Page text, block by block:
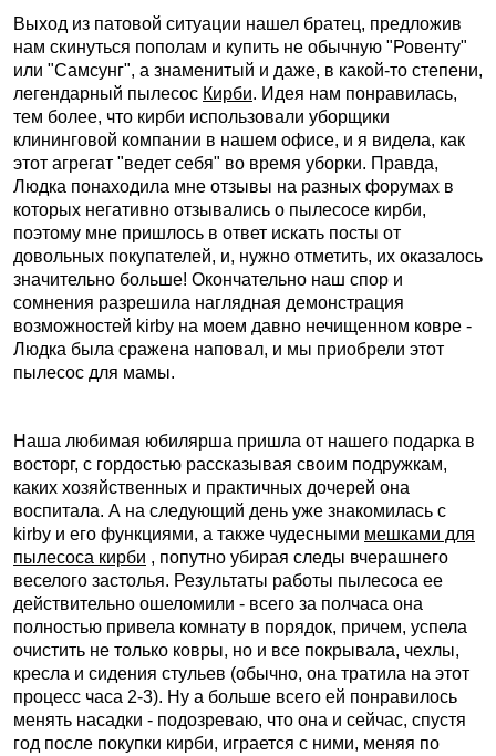
Выход из патовой ситуации нашел братец, предложив
нам скинуться пополам и купить не обычную "Ровенту"
или "Самсунг", а знаменитый и даже, в какой-то степени,
легендарный пылесос Кирби. Идея нам понравилась,
тем более, что кирби использовали уборщики
клининговой компании в нашем офисе, и я видела, как
этот агрегат "ведет себя" во время уборки. Правда,
Людка понаходила мне отзывы на разных форумах в
которых негативно отзывались о пылесосе кирби,
поэтому мне пришлось в ответ искать посты от
довольных покупателей, и, нужно отметить, их оказалось
значительно больше! Окончательно наш спор и
сомнения разрешила наглядная демонстрация
возможностей kirby на моем давно нечищенном ковре -
Людка была сражена наповал, и мы приобрели этот
пылесос для мамы.
Наша любимая юбилярша пришла от нашего подарка в
восторг, с гордостью рассказывая своим подружкам,
каких хозяйственных и практичных дочерей она
воспитала. А на следующий день уже знакомилась с
kirby и его функциями, а также чудесными мешками для
пылесоса кирби , попутно убирая следы вчерашнего
веселого застолья. Результаты работы пылесоса ее
действительно ошеломили - всего за полчаса она
полностью привела комнату в порядок, причем, успела
очистить не только ковры, но и все покрывала, чехлы,
кресла и сидения стульев (обычно, она тратила на этот
процесс часа 2-3). Ну а больше всего ей понравилось
менять насадки - подозреваю, что она и сейчас, спустя
год после покупки кирби, играется с ними, меняя по